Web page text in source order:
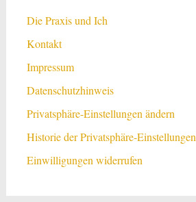
Die Praxis und Ich
Kontakt
Impressum
Datenschutzhinweis
Privatsphäre-Einstellungen ändern
Historie der Privatsphäre-Einstellungen
Einwilligungen widerrufen